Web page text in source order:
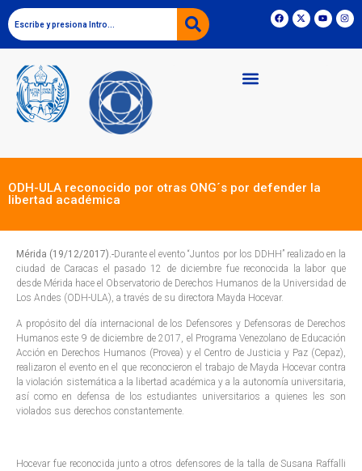
ODH-ULA reconocido por otras ONG´s por defender la
libertad académica
Mérida (19/12/2017).-Durante el evento “Juntos por los DDHH” realizado en la
ciudad de Caracas el pasado 12 de diciembre fue reconocida la labor que
desde Mérida hace el Observatorio de Derechos Humanos de la Universidad de
Los Andes (ODH-ULA), a través de su directora Mayda Hocevar.
A propósito del día internacional de los Defensores y Defensoras de Derechos
Humanos este 9 de diciembre de 2017, el Programa Venezolano de Educación
Acción en Derechos Humanos (Provea) y el Centro de Justicia y Paz (Cepaz),
realizaron el evento en el que reconocieron el trabajo de Mayda Hocevar contra
la violación sistemática a la libertad académica y a la autonomía universitaria,
así como en defensa de los estudiantes universitarios a quienes les son
violados sus derechos constantemente.
Hocevar fue reconocida junto a otros defensores de la talla de Susana Raffalli